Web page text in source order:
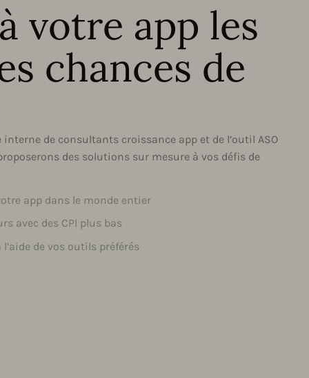
votre app les
chances de
de consultants croissance app et de l’outil ASO
des solutions sur mesure à vos défis de
app dans le monde entier
avec des CPI plus bas
de vos outils préférés